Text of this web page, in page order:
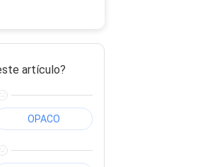
artículo?
OPACO